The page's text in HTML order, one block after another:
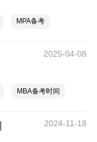
MPA备考
2025-04-08
MBA备考时间
2024-11-18